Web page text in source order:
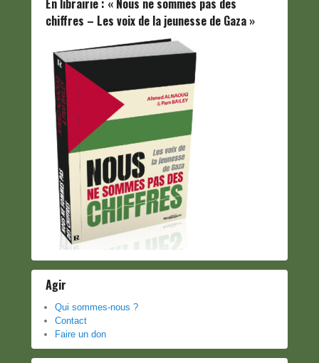
En librairie : « Nous ne sommes pas des
chiffres – Les voix de la jeunesse de Gaza »
Agir
Qui sommes-nous ?
Contact
Faire un don